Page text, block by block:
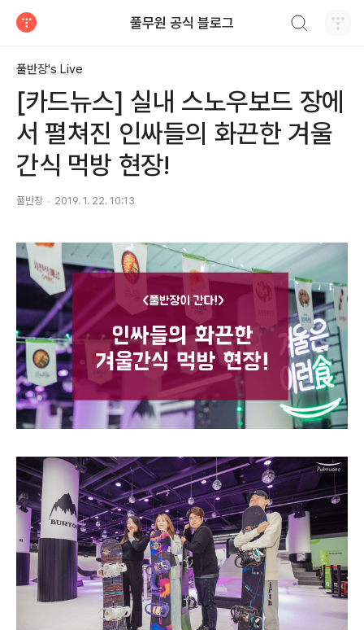
풀무원 공식 블로그
풀반장's Live
[카드뉴스] 실내 스노우보드 장에
서 펼쳐진 인싸들의 화끈한 겨울
간식 먹방 현장!
풀반장 2019. 1. 22. 10:13